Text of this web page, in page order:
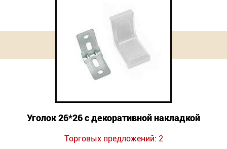
Уголок 26*26 с декоративной накладкой
Торговых предложений: 2